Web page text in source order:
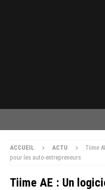
ACCUEIL ACTU
Tiime
pour les auto-entrepreneurs
Tiime AE : Un